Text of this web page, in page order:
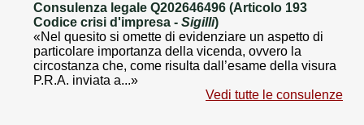
Consulenza legale Q202646496 (Articolo 193
Codice crisi d'impresa - Sigilli)
«Nel quesito si omette di evidenziare un aspetto di
particolare importanza della vicenda, ovvero la
circostanza che, come risulta dall’esame della visura
P.R.A. inviata a...»
Vedi tutte le consulenze